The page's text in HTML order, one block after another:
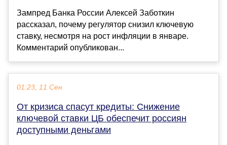
Зампред Банка России Алексей Заботкин
рассказал, почему регулятор снизил ключевую
ставку, несмотря на рост инфляции в январе.
Комментарий опубликован...
01:23, 11 Сен
От кризиса спасут кредиты: Снижение
ключевой ставки ЦБ обеспечит россиян
доступными деньгами